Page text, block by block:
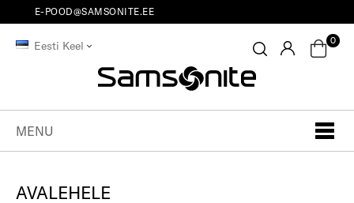
E-POOD@SAMSONITE.EE
Eesti Keel 0
MENU
AVALEHELE